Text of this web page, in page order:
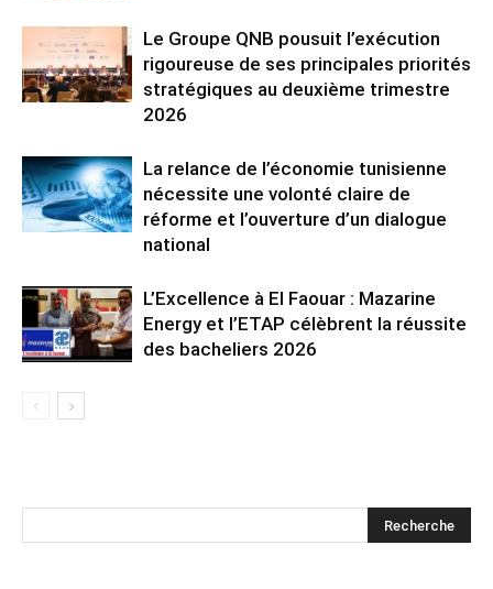
Le Groupe QNB pousuit l’exécution
rigoureuse de ses principales priorités
stratégiques au deuxième trimestre
2026
La relance de l’économie tunisienne
nécessite une volonté claire de
réforme et l’ouverture d’un dialogue
national
L’Excellence à El Faouar : Mazarine
Energy et l’ETAP célèbrent la réussite
des bacheliers 2026